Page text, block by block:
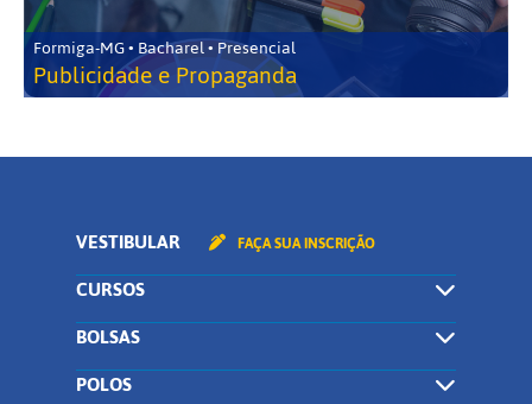
Formiga-MG • Bacharel • Presencial
Publicidade e Propaganda
VESTIBULAR FAÇA SUA INSCRIÇÃO
CURSOS
BOLSAS
POLOS